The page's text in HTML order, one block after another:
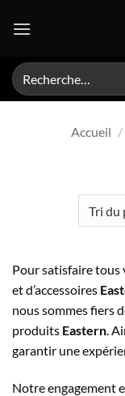
Recherche
pour :
Accueil /
Pour satisfaire tous
et d’accessoires
nous sommes fiers
produits Eastern.
garantir une
Notre engagement